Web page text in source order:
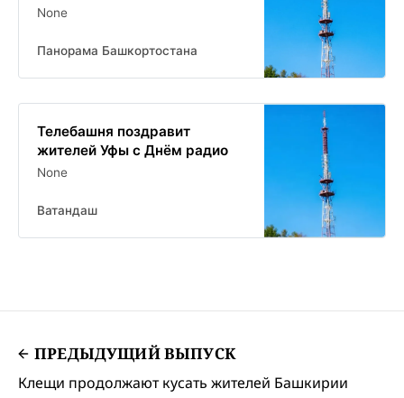
None
Панорама Башкортостана
Телебашня поздравит
жителей Уфы с Днём радио
None
Ватандаш
ПРЕДЫДУЩИЙ ВЫПУСК
Клещи продолжают кусать жителей Башкирии